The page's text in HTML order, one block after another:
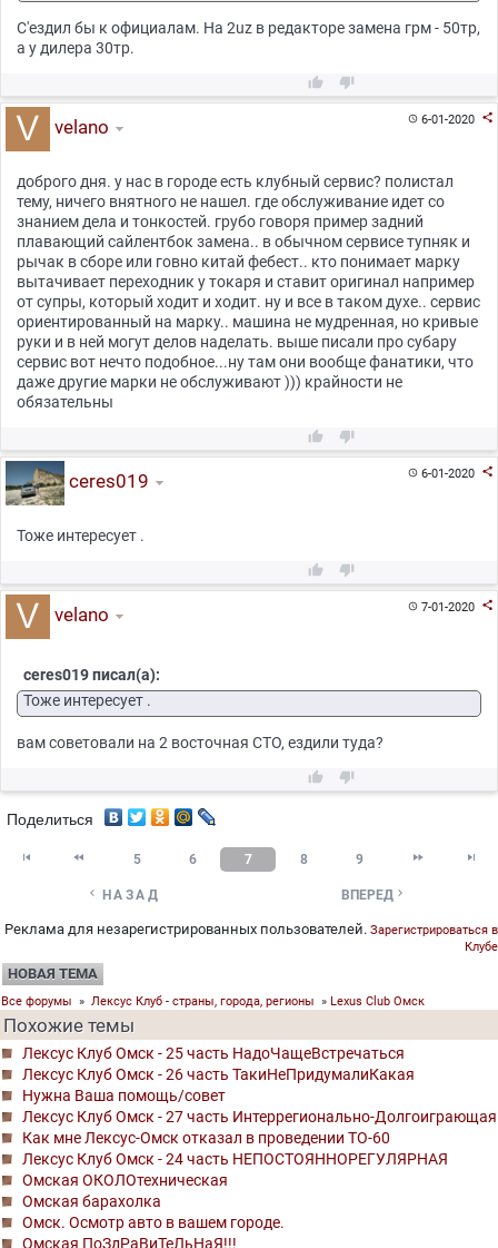
С'ездил бы к официалам. На 2uz в редакторе замена грм - 50тр,
а у дилера 30тр.
 
6-01-2020 
velano
доброго дня. у нас в городе есть клубный сервис? полистал
тему, ничего внятного не нашел. где обслуживание идет со
знанием дела и тонкостей. грубо говоря пример задний
плавающий сайлентбок замена.. в обычном сервисе тупняк и
рычак в сборе или говно китай фебест.. кто понимает марку
вытачивает переходник у токаря и ставит оригинал например
от супры, который ходит и ходит. ну и все в таком духе.. сервис
ориентированный на марку.. машина не мудренная, но кривые
руки и в ней могут делов наделать. выше писали про субару
сервис вот нечто подобное...ну там они вообще фанатики, что
даже другие марки не обслуживают ))) крайности не
обязательны
 
6-01-2020 
ceres019
Тоже интересует .
 
7-01-2020 
velano
ceres019 писал(а):
Тоже интересует .
вам советовали на 2 восточная СТО, ездили туда?
 
Поделиться
  5 6 7 8 9  
 НАЗАД ВПЕРЕД 
Реклама для незарегистрированных пользователей. Зарегистрироваться в
Клубе
НОВАЯ ТЕМА
Все форумы » Лексус Клуб - страны, города, регионы » Lexus Club Омск
Похожие темы
Лексус Клуб Омск - 25 часть НадоЧащеВстречаться
Лексус Клуб Омск - 26 часть ТакиНеПридумалиКакая
Нужна Ваша помощь/совет
Лексус Клуб Омск - 27 часть Интеррегионально-Долгоиграющая
Как мне Лексус-Омск отказал в проведении ТО-60
Лексус Клуб Омск - 24 часть НЕПОСТОЯННОРЕГУЛЯРНАЯ
Омская ОКОЛОтехническая
Омская барахолка
Омск. Осмотр авто в вашем городе.
Омская ПоЗдРаВиТеЛьНаЯ!!!